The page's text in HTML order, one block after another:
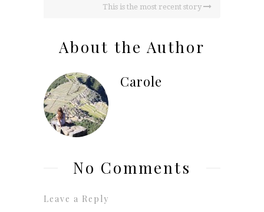
This is the most recent story
About the Author
Carole
No Comments
Leave a Reply